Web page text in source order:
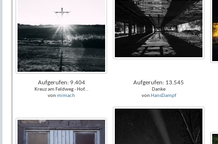
Aufgerufen: 9.404
Kreuz am Feldweg - Hof...
von mimach
Aufgerufen: 13.545
Danke
von HansDampf